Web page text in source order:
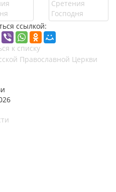
ссылкой:
к списку